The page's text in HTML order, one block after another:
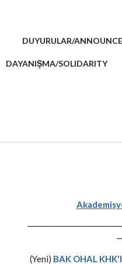
DUYURULAR/
DAYANIŞMA/SOLIDARITY
(Yeni) BAK OHAL